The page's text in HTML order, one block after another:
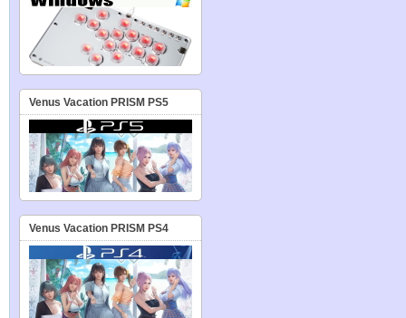
Venus Vacation PRISM PS5
Venus Vacation PRISM PS4